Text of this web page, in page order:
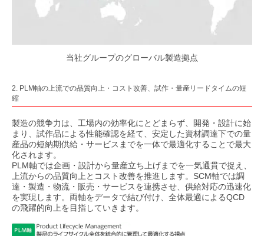
当社グループのグローバル製造拠点
2. PLM軸の上流での品質向上・コスト改善、試作・量産リードタイムの短
縮
製造の競争力は、工場内の効率化にとどまらず、開発・設計に始
まり、試作品による性能確認を経て、安定した資材調達下での量
産品の短納期供給・サービスまでを一体で最適化することで最大
化されます。
PLM軸では企画・設計から量産立ち上げまでを一気通貫で捉え、
上流からの品質向上とコスト改善を推進します。SCM軸では調
達・製造・物流・販売・サービスを連携させ、供給対応の迅速化
を実現します。両軸をデータで結び付け、全体最適によるQCD
の飛躍的向上を目指していきます。